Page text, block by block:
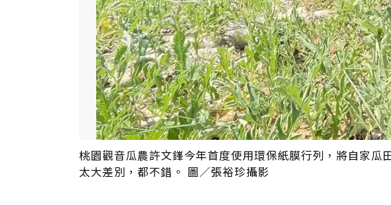
桃園觀音瓜農許文鎽今年首度使用環保紙膜行列，將自家
太大差別，都不錯。 圖／張裕珍攝影